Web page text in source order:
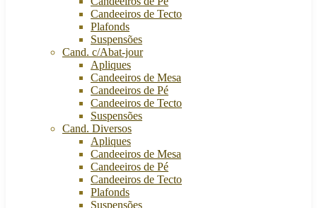
Candeeiros de Tecto
Plafonds
Suspensões
Cand. c/Abat-jour
Apliques
Candeeiros de Mesa
Candeeiros de Pé
Candeeiros de Tecto
Suspensões
Cand. Diversos
Apliques
Candeeiros de Mesa
Candeeiros de Pé
Candeeiros de Tecto
Plafonds
Suspensões